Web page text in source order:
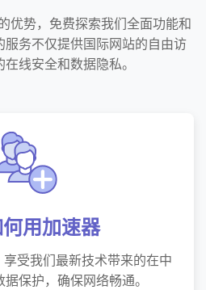
优势，免费探索我们全面功能和
务不仅提供国际网站的自由访
线安全和数据隐私。
用加速器
受我们最新技术带来的在中
保护，确保网络畅通。